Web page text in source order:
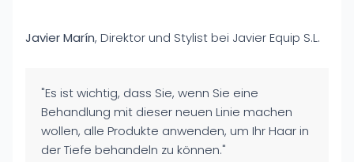
Javier Marín, Direktor und Stylist bei Javier Equip S.L.
"Es ist wichtig, dass Sie, wenn Sie eine
Behandlung mit dieser neuen Linie machen
wollen, alle Produkte anwenden, um Ihr Haar in
der Tiefe behandeln zu können."